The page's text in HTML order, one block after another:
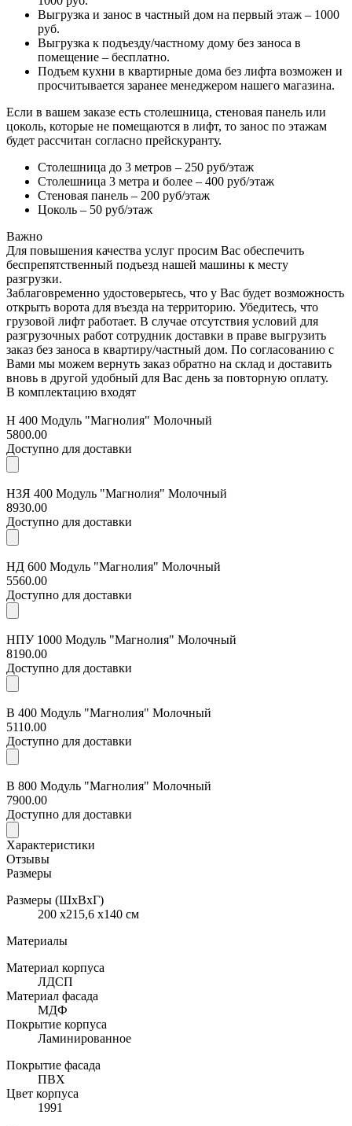
Выгрузка и занос в частный дом на первый этаж – 1000
руб.
Выгрузка к подъезду/частному дому без заноса в
помещение – бесплатно.
Подъем кухни в квартирные дома без лифта возможен и
просчитывается заранее менеджером нашего магазина.
Если в вашем заказе есть столешница, стеновая панель или
цоколь, которые не помещаются в лифт, то занос по этажам
будет рассчитан согласно прейскуранту.
Столешница до 3 метров – 250 руб/этаж
Столешница 3 метра и более – 400 руб/этаж
Стеновая панель – 200 руб/этаж
Цоколь – 50 руб/этаж
Важно
Для повышения качества услуг просим Вас обеспечить
беспрепятственный подъезд нашей машины к месту
разгрузки.
Заблаговременно удостоверьтесь, что у Вас будет возможность
открыть ворота для въезда на территорию. Убедитесь, что
грузовой лифт работает. В случае отсутствия условий для
разгрузочных работ сотрудник доставки в праве выгрузить
заказ без заноса в квартиру/частный дом. По согласованию с
Вами мы можем вернуть заказ обратно на склад и доставить
вновь в другой удобный для Вас день за повторную оплату.
В комплектацию входят
Н 400 Модуль "Магнолия" Молочный
5800.00
Доступно для доставки
Н3Я 400 Модуль "Магнолия" Молочный
8930.00
Доступно для доставки
НД 600 Модуль "Магнолия" Молочный
5560.00
Доступно для доставки
НПУ 1000 Модуль "Магнолия" Молочный
8190.00
Доступно для доставки
В 400 Модуль "Магнолия" Молочный
5110.00
Доступно для доставки
В 800 Модуль "Магнолия" Молочный
7900.00
Доступно для доставки
Характеристики
Отзывы
Размеры
Размеры (ШхВхГ)
200 x215,6 x140 см
Материалы
Материал корпуса
ЛДСП
Материал фасада
МДФ
Покрытие корпуса
Ламинированное
Покрытие фасада
ПВХ
Цвет корпуса
1991